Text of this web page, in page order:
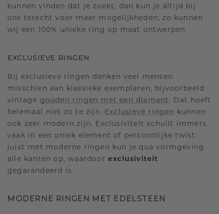
kunnen vinden dat je zoekt, dan kun je altijd bij
ons terecht voor meer mogelijkheden; zo kunnen
wij een 100% unieke ring op maat ontwerpen.
EXCLUSIEVE RINGEN
Bij exclusieve ringen denken veel mensen
misschien aan klassieke exemplaren, bijvoorbeeld
vintage gouden ringen met een diamant . Dat hoeft
helemaal niet zo te zijn. Exclusieve ringen kunnen
ook zeer modern zijn. Exclusiviteit schuilt immers
vaak in een uniek element of persoonlijke twist:
juist met moderne ringen kun je qua vormgeving
alle kanten op, waardoor exclusiviteit
gegarandeerd is.
MODERNE RINGEN MET EDELSTEEN